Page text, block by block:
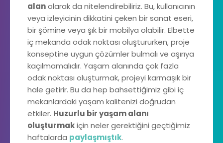
alanolarak da nitelendirebiliriz. Bu, kullanıcının
veya izleyicinin dikkatini çeken bir sanat eseri,
bir şömine veya şık bir mobilya olabilir. Elbette
iç mekanda odak noktası oluştururken, proje
konseptine uygun çözümler bulmalı ve aşırıya
kaçılmamalıdır. Yaşam alanında çok fazla
odak noktası oluşturmak, projeyi karmaşık bir
hale getirir. Bu da hep bahsettiğimiz gibi iç
mekanlardaki yaşam kalitenizi doğrudan
etkiler. Huzurlu bir yaşam alanı
oluşturmakiçin neler gerektiğini geçtiğimiz
haftalarda paylaşmıştık.